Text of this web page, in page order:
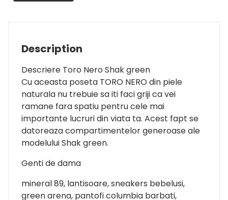
Description
Descriere Toro Nero Shak green
Cu aceasta poseta TORO NERO din piele
naturala nu trebuie sa iti faci griji ca vei
ramane fara spatiu pentru cele mai
importante lucruri din viata ta. Acest fapt se
datoreaza compartimentelor generoase ale
modelului Shak green.
Genti de dama
mineral 89, lantisoare, sneakers bebelusi,
green arena, pantofi columbia barbati,